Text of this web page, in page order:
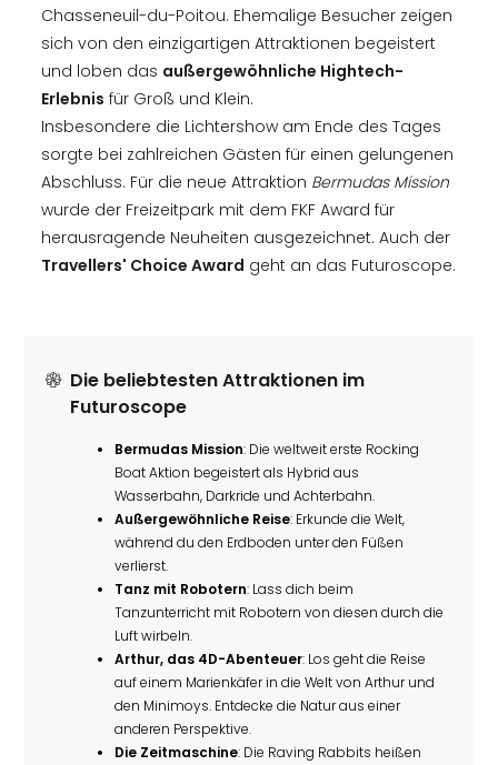
Chasseneuil-du-Poitou. Ehemalige Besucher zeigen
sich von den einzigartigen Attraktionen begeistert
und loben das außergewöhnliche Hightech-
Erlebnis für Groß und Klein.
Insbesondere die Lichtershow am Ende des Tages
sorgte bei zahlreichen Gästen für einen gelungenen
Abschluss. Für die neue Attraktion Bermudas Mission
wurde der Freizeitpark mit dem FKF Award für
herausragende Neuheiten ausgezeichnet. Auch der
Travellers' Choice Award geht an das Futuroscope.
Die beliebtesten Attraktionen im
Futuroscope
Bermudas Mission: Die weltweit erste Rocking
Boat Aktion begeistert als Hybrid aus
Wasserbahn, Darkride und Achterbahn.
Außergewöhnliche Reise: Erkunde die Welt,
während du den Erdboden unter den Füßen
verlierst.
Tanz mit Robotern: Lass dich beim
Tanzunterricht mit Robotern von diesen durch die
Luft wirbeln.
Arthur, das 4D-Abenteuer: Los geht die Reise
auf einem Marienkäfer in die Welt von Arthur und
den Minimoys. Entdecke die Natur aus einer
anderen Perspektive.
Die Zeitmaschine: Die Raving Rabbits heißen